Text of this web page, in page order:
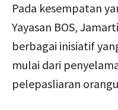
Pada kesempatan
Yayasan BOS,
berbagai inisiatif
mulai dari
pelepasliaran